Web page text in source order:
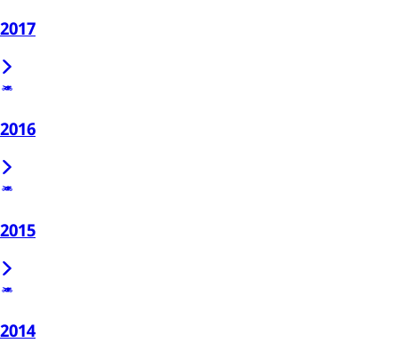
2017
2016
2015
2014